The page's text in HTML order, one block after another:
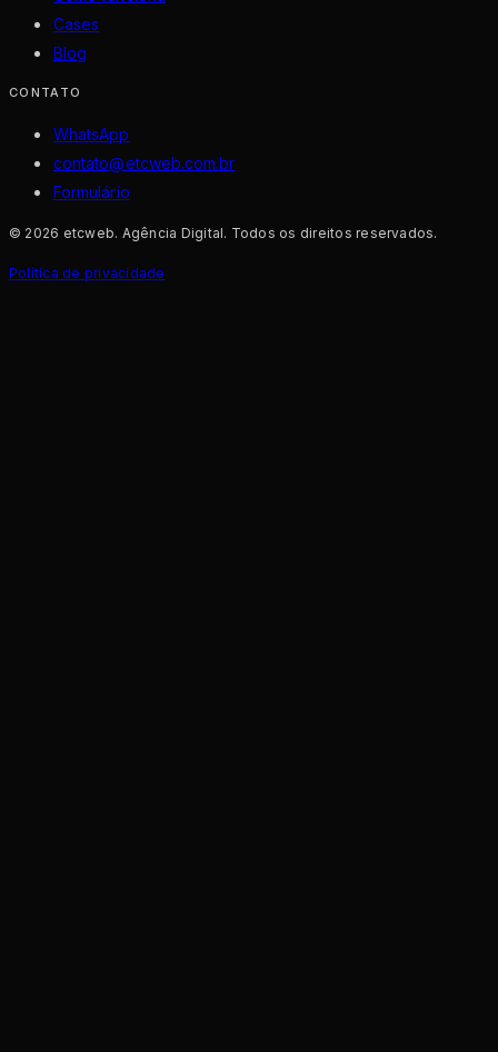
Cases
Blog
CONTATO
WhatsApp
contato@etcweb.com.br
Formulário
© 2026 etcweb. Agência Digital. Todos os direitos reservados.
Política de privacidade